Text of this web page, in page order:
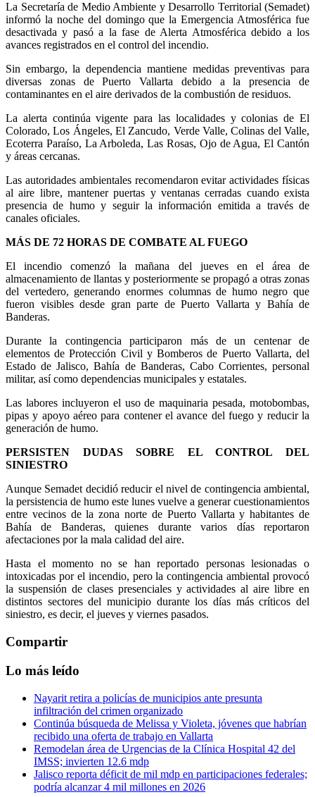
La Secretaría de Medio Ambiente y Desarrollo Territorial (Semadet)
informó la noche del domingo que la Emergencia Atmosférica fue
desactivada y pasó a la fase de Alerta Atmosférica debido a los
avances registrados en el control del incendio.
Sin embargo, la dependencia mantiene medidas preventivas para
diversas zonas de Puerto Vallarta debido a la presencia de
contaminantes en el aire derivados de la combustión de residuos.
La alerta continúa vigente para las localidades y colonias de El
Colorado, Los Ángeles, El Zancudo, Verde Valle, Colinas del Valle,
Ecoterra Paraíso, La Arboleda, Las Rosas, Ojo de Agua, El Cantón
y áreas cercanas.
Las autoridades ambientales recomendaron evitar actividades físicas
al aire libre, mantener puertas y ventanas cerradas cuando exista
presencia de humo y seguir la información emitida a través de
canales oficiales.
MÁS DE 72 HORAS DE COMBATE AL FUEGO
El incendio comenzó la mañana del jueves en el área de
almacenamiento de llantas y posteriormente se propagó a otras zonas
del vertedero, generando enormes columnas de humo negro que
fueron visibles desde gran parte de Puerto Vallarta y Bahía de
Banderas.
Durante la contingencia participaron más de un centenar de
elementos de Protección Civil y Bomberos de Puerto Vallarta, del
Estado de Jalisco, Bahía de Banderas, Cabo Corrientes, personal
militar, así como dependencias municipales y estatales.
Las labores incluyeron el uso de maquinaria pesada, motobombas,
pipas y apoyo aéreo para contener el avance del fuego y reducir la
generación de humo.
PERSISTEN DUDAS SOBRE EL CONTROL DEL
SINIESTRO
Aunque Semadet decidió reducir el nivel de contingencia ambiental,
la persistencia de humo este lunes vuelve a generar cuestionamientos
entre vecinos de la zona norte de Puerto Vallarta y habitantes de
Bahía de Banderas, quienes durante varios días reportaron
afectaciones por la mala calidad del aire.
Hasta el momento no se han reportado personas lesionadas o
intoxicadas por el incendio, pero la contingencia ambiental provocó
la suspensión de clases presenciales y actividades al aire libre en
distintos sectores del municipio durante los días más críticos del
siniestro, es decir, el jueves y viernes pasados.
Compartir
Lo más leído
Nayarit retira a policías de municipios ante presunta
infiltración del crimen organizado
Continúa búsqueda de Melissa y Violeta, jóvenes que habrían
recibido una oferta de trabajo en Vallarta
Remodelan área de Urgencias de la Clínica Hospital 42 del
IMSS; invierten 12.6 mdp
Jalisco reporta déficit de mil mdp en participaciones federales;
podría alcanzar 4 mil millones en 2026